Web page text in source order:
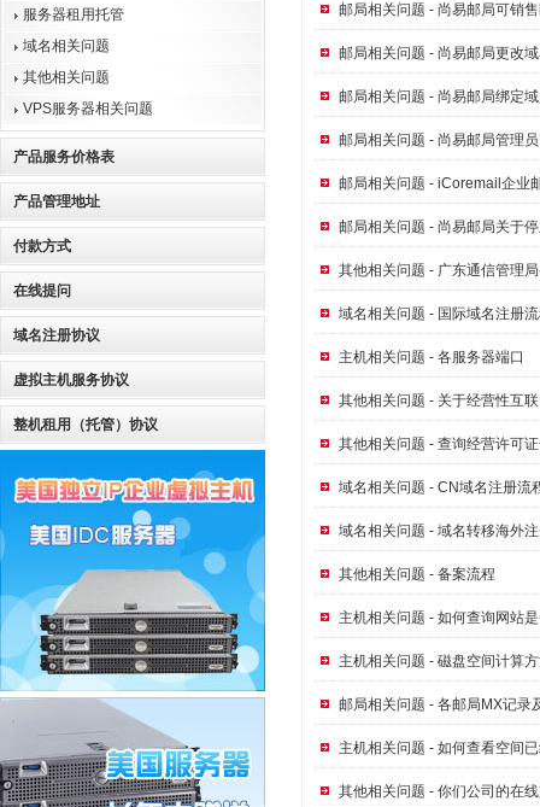
服务器租用托管
域名相关问题
其他相关问题
VPS服务器相关问题
产品服务价格表
产品管理地址
付款方式
在线提问
域名注册协议
虚拟主机服务协议
整机租用（托管）协议
邮局相关问题 - 尚易邮局可销
邮局相关问题 - 尚易邮局更改
邮局相关问题 - 尚易邮局绑定
邮局相关问题 - 尚易邮局管理
邮局相关问题 - iCoremail企业
邮局相关问题 - 尚易邮局关于
其他相关问题 - 广东通信管理
域名相关问题 - 国际域名注册
主机相关问题 - 各服务器端口
其他相关问题 - 关于经营性互
其他相关问题 - 查询经营许可
域名相关问题 - CN域名注册流
域名相关问题 - 域名转移海外
其他相关问题 - 备案流程
主机相关问题 - 如何查询网站
主机相关问题 - 磁盘空间计算
邮局相关问题 - 各邮局MX记录
主机相关问题 - 如何查看空间
其他相关问题 - 你们公司的在